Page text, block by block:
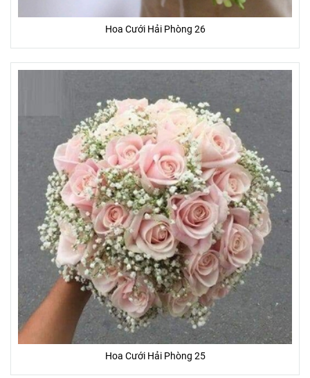
Hoa Cưới Hải Phòng 26
Hoa Cưới Hải Phòng 25